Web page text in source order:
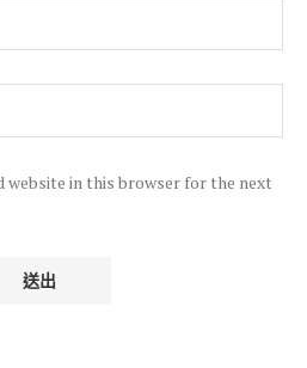
website in this browser for the next